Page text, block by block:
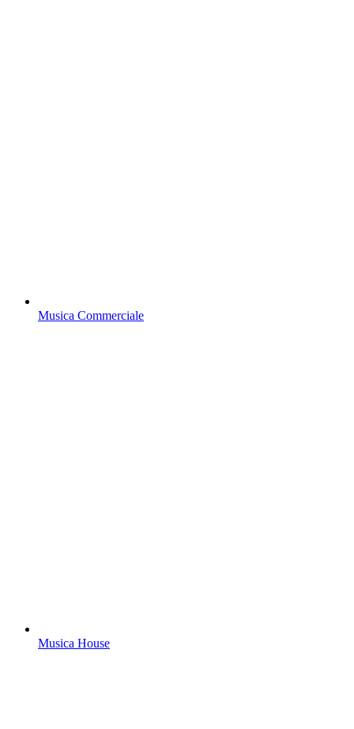
Musica Commerciale
Musica House